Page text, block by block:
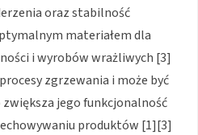
oraz stabilność
materiałem dla
i wyrobów wrażliwych [3]
zgrzewania i może być
jego funkcjonalność
produktów [1][3]